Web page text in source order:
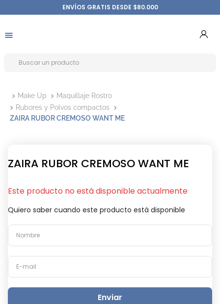
ENVÍOS GRATIS DESDE $80.000
Make Up
Maquillaje Rostro
Rubores y Polvos compactos
ZAIRA RUBOR CREMOSO WANT ME
ZAIRA RUBOR CREMOSO WANT ME
Este producto no está disponible actualmente
Quiero saber cuando este producto está disponible
Enviar